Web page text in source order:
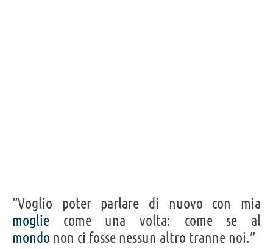
“Voglio poter parlare di nuovo con mia
moglie come una volta: come se al
mondo non ci fosse nessun altro tranne noi.”